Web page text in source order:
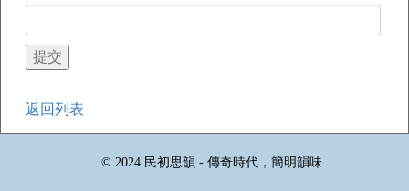
返回列表
© 2024 民初思韻 - 傳奇時代，簡明韻味